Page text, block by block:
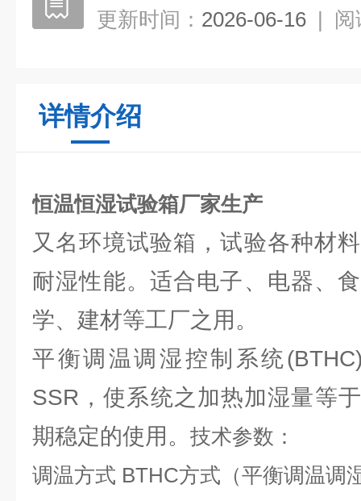
更新时间： 2026-06-16 | 阅
详情介绍
恒温恒湿试验箱厂家生产
又名环境试验箱，试验各种材
耐湿性能。适合电子、电器、
学、建材等工厂之用。
平衡调温调湿控制系统
SSR，使系统之加热加湿量等
期稳定的使用。 技术参数：
调温方式 BTHC方式（平衡调温调